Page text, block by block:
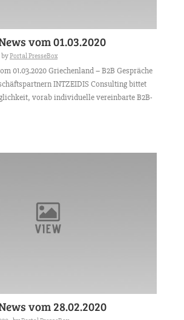
vom 01.03.2020
byPortal PresseBox
01.03.2020 Griechenland – B2B Gespräche
INTZEIDIS Consulting bittet
vorab individuelle vereinbarte B2B-
vom 28.02.2020